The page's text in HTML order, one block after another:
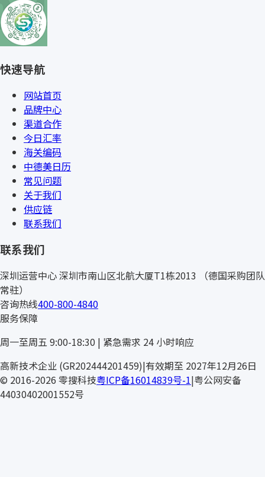
快速导航
网站首页
品牌中心
渠道合作
今日汇率
海关编码
中德美日历
常见问题
关于我们
供应链
联系我们
联系我们
深圳运营中心深圳市南山区北航大厦T1栋2013
（德国采购团队
常驻）
咨询热线400-800-4840
服务保障
周一至周五 9:00-18:30 | 紧急需求 24 小时响应
高新技术企业 (GR202444201459)|有效期至 2027年12月26日
© 2016-2026 零搜科技粤ICP备16014839号-1|粤公网安备
44030402001552号